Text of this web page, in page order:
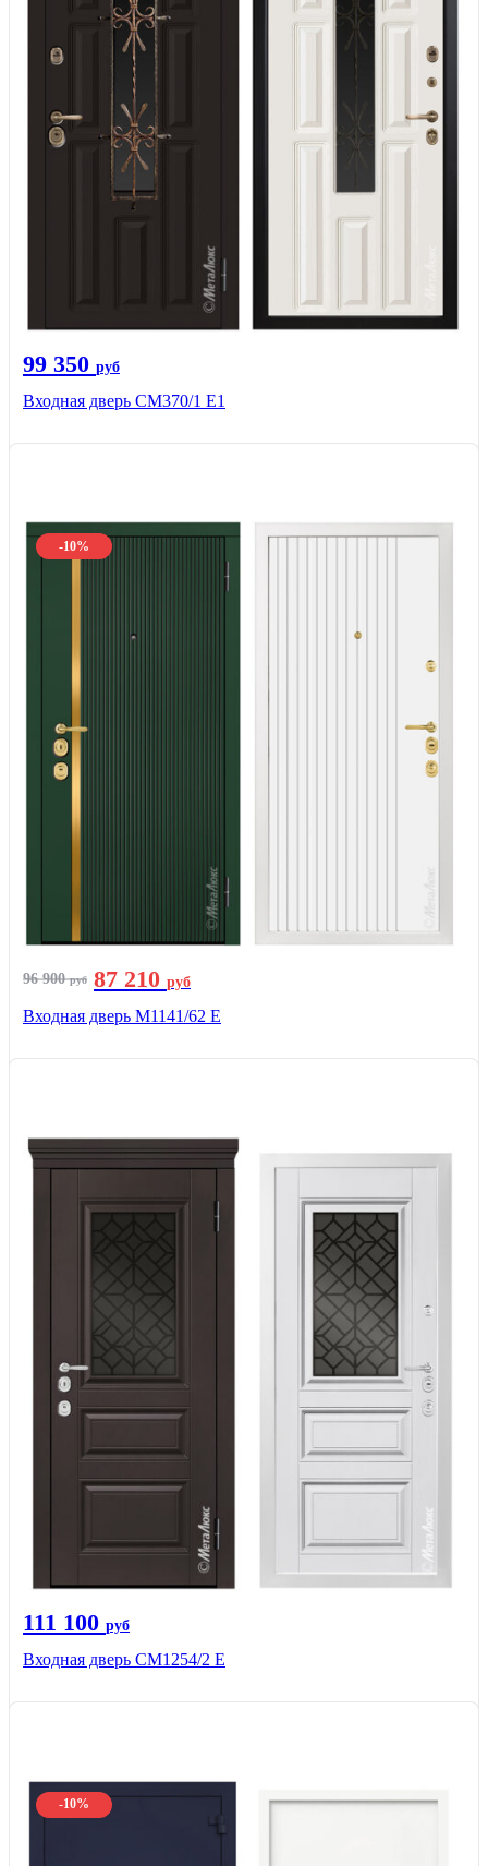
99 350 руб
Входная дверь СМ370/1 Е1
-10%
96 900руб 87 210 руб
Входная дверь М1141/62 Е
111 100 руб
Входная дверь СМ1254/2 E
-10%